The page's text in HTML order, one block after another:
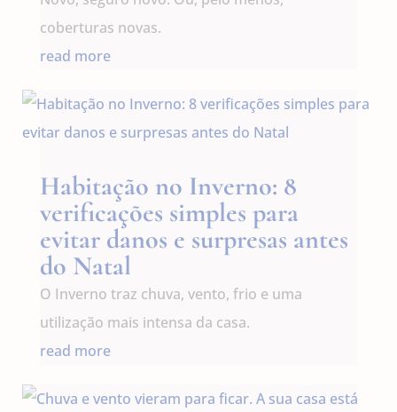
coberturas novas.
read more
Habitação no Inverno: 8
verificações simples para
evitar danos e surpresas antes
do Natal
O Inverno traz chuva, vento, frio e uma
utilização mais intensa da casa.
read more